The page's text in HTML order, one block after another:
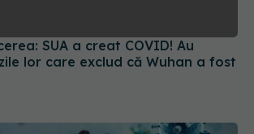
SUA a creat COVID! Au
lor care exclud că Wuhan a fost